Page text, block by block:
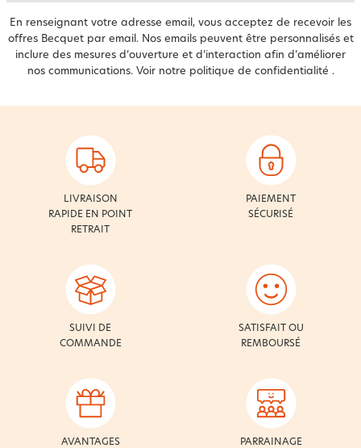
En renseignant votre adresse email, vous acceptez de recevoir les
offres Becquet par email. Nos emails peuvent être personnalisés et
inclure des mesures d’ouverture et d’interaction afin d’améliorer
nos communications. Voir notre politique de confidentialité .
LIVRAISON
RAPIDE EN POINT
RETRAIT
PAIEMENT
SÉCURISÉ
SUIVI DE
COMMANDE
SATISFAIT OU
REMBOURSÉ
AVANTAGES
PARRAINAGE